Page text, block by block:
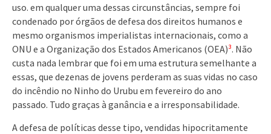
uso. em qualquer uma dessas circunstâncias, sempre foi
condenado por órgãos de defesa dos direitos humanos e
mesmo organismos imperialistas internacionais, como a
ONU e a Organização dos Estados Americanos (OEA)³. Não
custa nada lembrar que foi em uma estrutura semelhante a
essas, que dezenas de jovens perderam as suas vidas no caso
do incêndio no Ninho do Urubu em fevereiro do ano
passado. Tudo graças à ganância e a irresponsabilidade.
A defesa de políticas desse tipo, vendidas hipocritamente